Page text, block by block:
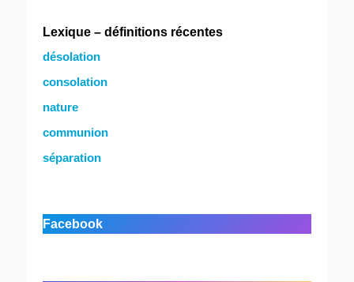
Lexique – définitions récentes
désolation
consolation
nature
communion
séparation
Facebook